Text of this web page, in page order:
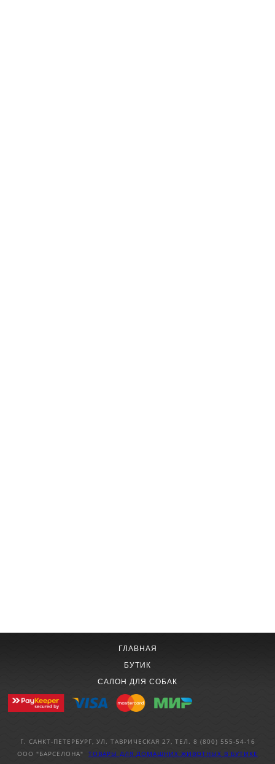
ГЛАВНАЯ
БУТИК
САЛОН ДЛЯ СОБАК
Г. САНКТ-ПЕТЕРБУРГ, УЛ. ТАВРИЧЕСКАЯ 27, ТЕЛ. 8 (800) 555-54-16
ООО "БАРСЕЛОНА" ТОВАРЫ ДЛЯ ДОМАШНИХ ЖИВОТНЫХ В БУТИКЕ